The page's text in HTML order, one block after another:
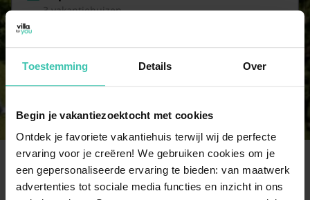
Toestemming Details Over
Begin je vakantiezoektocht met cookies
Ontdek je favoriete vakantiehuis terwijl wij de perfecte
ervaring voor je creëren! We gebruiken cookies om je
een gepersonaliseerde ervaring te bieden: van maatwerk
advertenties tot sociale media functies en inzicht in ons
3 vakantiehuizen
12 personen
3 vakantiehuizen
Veelgestelde vragen